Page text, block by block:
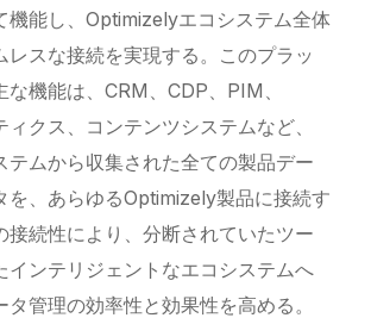
機能し、Optimizelyエコシステム全体
レスな接続を実現する。このプラッ
な機能は、CRM、CDP、PIM、
ィクス、コンテンツシステムなど、
テムから収集された全ての製品デー
を、あらゆるOptimizely製品に接続す
接続性により、分断されていたツー
インテリジェントなエコシステムへ
タ管理の効率性と効果性を高める。